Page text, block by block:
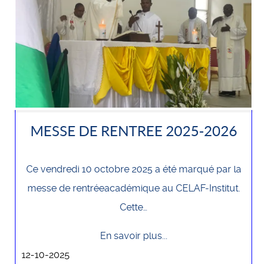
MESSE DE RENTREE 2025-2026
Ce vendredi 10 octobre 2025 a été marqué par la
messe de rentréeacadémique au CELAF-Institut.
Cette…
En savoir plus...
12-10-2025